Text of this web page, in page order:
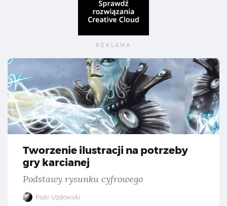
Tworzenie ilustracji na potrzeby
gry karcianej
Podstawy rysunku cyfrowego
Piotr Uzdowski